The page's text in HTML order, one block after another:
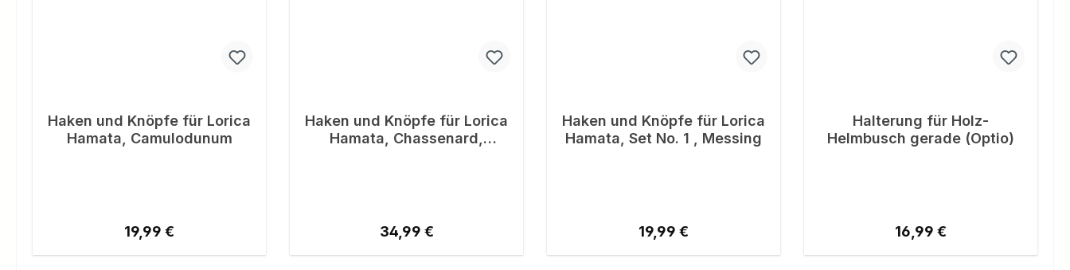
Haken und Knöpfe für Lorica
Hamata, Camulodunum
Regulärer Preis:
19,99 €
Haken und Knöpfe für Lorica
Hamata, Chassenard,
Regulärer Preis:
34,99 €
Haken und Knöpfe für Lorica
Hamata, Set No. 1 , Messing
Regulärer Preis:
19,99 €
Halterung für Holz-
Helmbusch gerade (Optio)
Regulärer Preis:
16,99 €